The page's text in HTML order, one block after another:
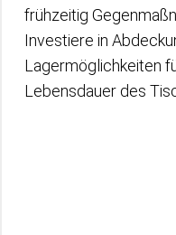
frühzeitig
Investiere in
Lagermöglichkeiten
Lebensdauer des